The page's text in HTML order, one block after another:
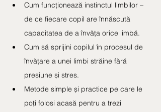
Cum funcționează instinctul limbilor –
de ce fiecare copil are înnăscută
capacitatea de a învăța orice limbă.
Cum să sprijini copilul în procesul de
învățare a unei limbi străine fără
presiune și stres.
Metode simple și practice pe care le
poți folosi acasă pentru a trezi